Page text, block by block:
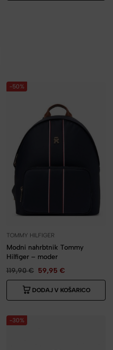
-50%
TOMMY HILFIGER
Modni nahrbtnik Tommy
Hilfiger – moder
119,90€ 59,95 €
DODAJ V KOŠARICO
-30%